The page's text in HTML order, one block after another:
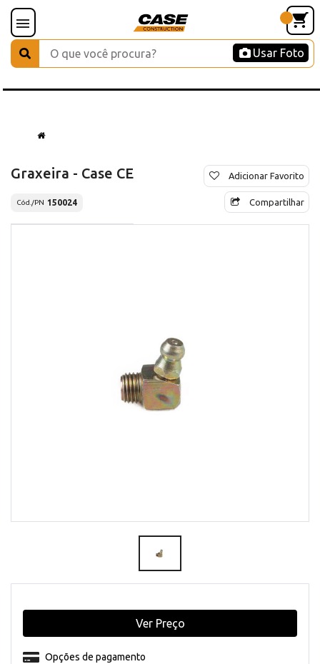
Usar Foto
Graxeira - Case CE
Cód./PN 150024
Adicionar Favorito
Compartilhar
Opções de pagamento
Ver Preço